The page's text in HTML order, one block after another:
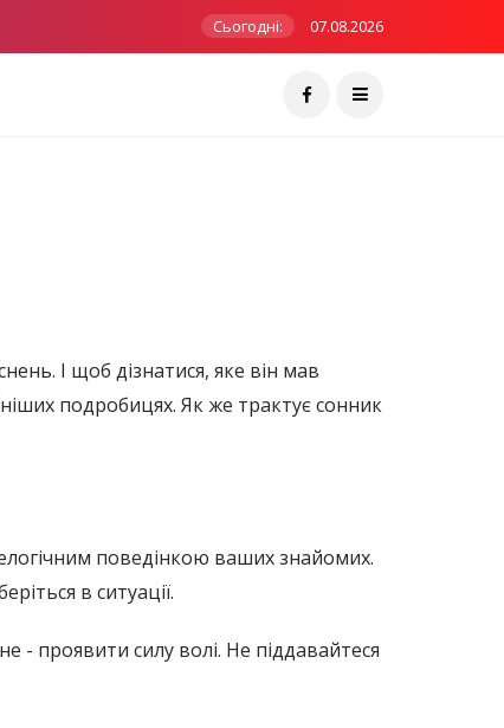
Сьогодні: 07.08.2026
І щоб дізнатися, яке він мав
подробицях. Як же трактує сонник
поведінкою ваших знайомих.
в ситуації.
- проявити силу волі. Не піддавайтеся